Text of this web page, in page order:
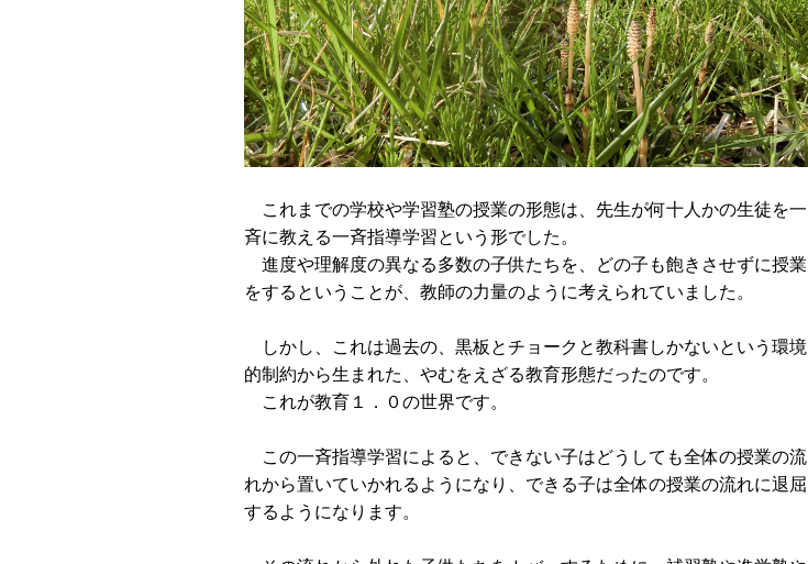
これまでの学校や学習塾の授業の形態は、先生が何十人かの生徒を一
斉に教える一斉指導学習という形でした。
進度や理解度の異なる多数の子供たちを、どの子も飽きさせずに授業
をするということが、教師の力量のように考えられていました。
しかし、これは過去の、黒板とチョークと教科書しかないという環境
的制約から生まれた、やむをえざる教育形態だったのです。
これが教育１．０の世界です。
この一斉指導学習によると、できない子はどうしても全体の授業の流
れから置いていかれるようになり、できる子は全体の授業の流れに退屈
するようになります。